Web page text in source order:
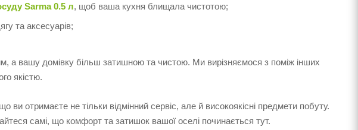
Sarma 0.5 л, щоб ваша кухня блищала чистотою;
та аксесуарів;
а вашу домівку більш затишною та чистою. Ми вирізняємося з поміж інших
якістю.
ви отримаєте не тільки відмінний сервіс, але й високоякісні предмети побуту.
самі, що комфорт та затишок вашої оселі починається тут.